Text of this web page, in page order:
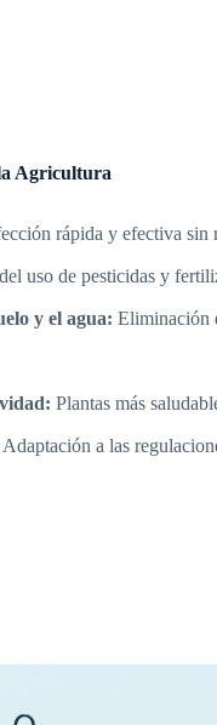
Agricultura
rápida y efectiva sin
uso de pesticidas y
y el agua: Eliminación
Plantas más
Adaptación a las